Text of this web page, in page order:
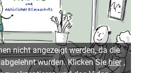
nicht angezeigt werden, da die
wurden. Klicken Siehier,